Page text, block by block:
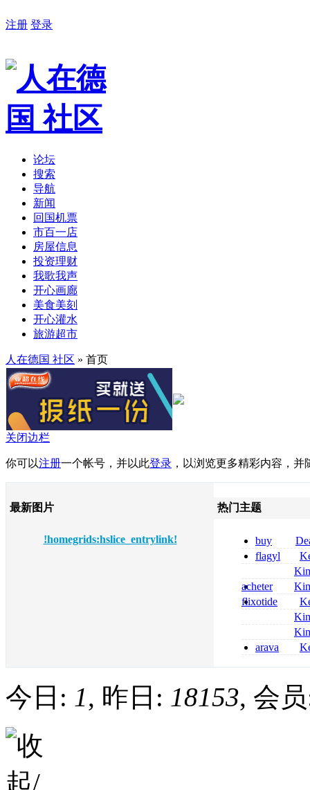
注册 登录
论坛
搜索
导航
新闻
回国机票
市百一店
房屋信息
投资理财
我歌我声
开心画廊
美食美刻
开心灌水
旅游超市
人在德国 社区 » 首页
关闭边栏
你可以注册一个帐号，并以此登录 ，以浏览更多精彩内容，
最新图片
!homegrids:hslice_entrylink!
热门主题
buy
pregabalin
pregabalin
flagyl
online
bestellen
nolvadex
nolvadex
acheter
celebrex
flixotide
junior kaufen
métronidazole
2026
coumadin
arava
今日: 1, 昨日: 18153, 会